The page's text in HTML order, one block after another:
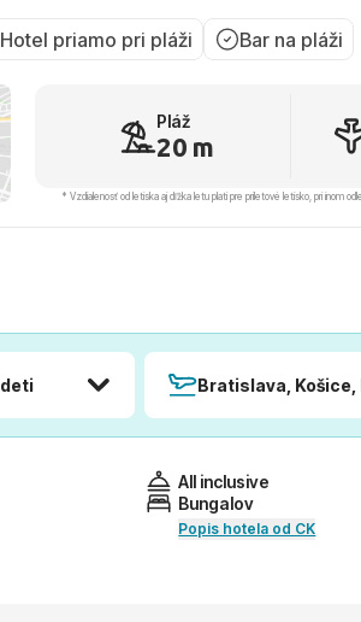
Hotel priamo pri pláži Bar na pláži
Pláž
20 m
* Vzdialenosť od letiska aj dľžka letu platí pre príletové letisko, pri inom
Bratislava, Košice,
All inclusive
Bungalov
Popis hotela od CK